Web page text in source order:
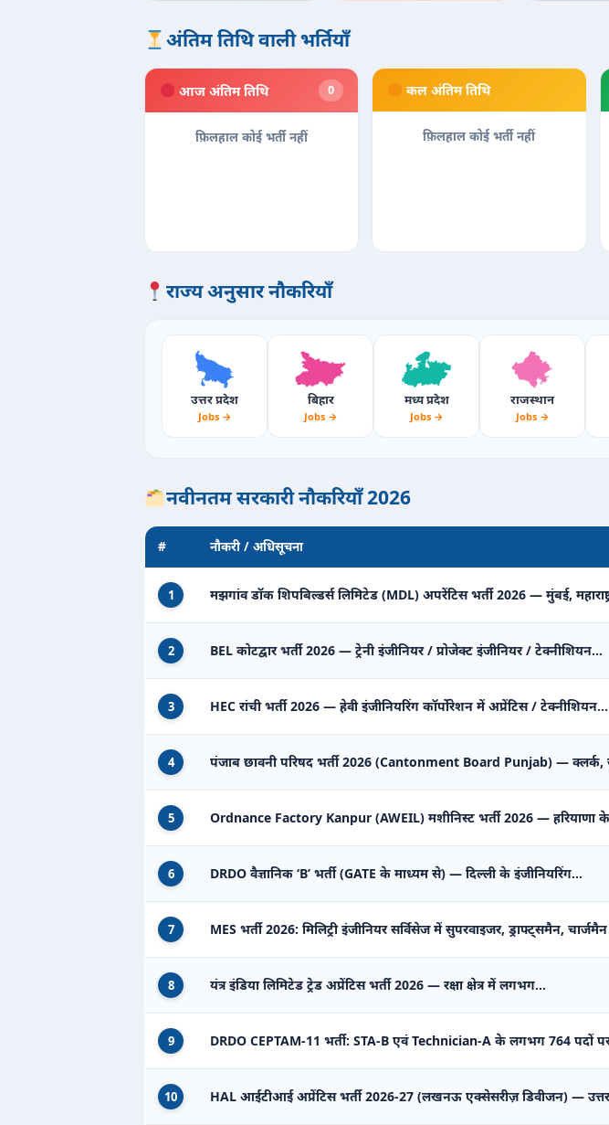
अंतिम तिथि वाली भर्तियाँ
आज अंतिम तिथि 0
फ़िलहाल कोई भर्ती नहीं
कल अंतिम तिथि
फ़िलहाल कोई भर्ती नहीं
राज्य अनुसार नौकरियाँ
उत्तर प्रदेश
Jobs →
बिहार
Jobs →
मध्य प्रदेश
Jobs →
राजस्थान
Jobs →
नवीनतम सरकारी नौकरियाँ 2026
# नौकरी / अधिसूचना
1 मझगांव डॉक शिपबिल्डर्स लिमिटेड (MDL) अपरेंटिस भर्ती 2026 — मुंबई,
2 BEL कोटद्वार भर्ती 2026 — ट्रेनी इंजीनियर / प्रोजेक्ट इंजीनियर / टेक्नीशियन…
3 HEC रांची भर्ती 2026 — हेवी इंजीनियरिंग कॉर्पोरेशन में अप्रेंटिस / टेक्नीशियन…
4 पंजाब छावनी परिषद भर्ती 2026 (Cantonment Board Punjab) — क्लर्क,
5 Ordnance Factory Kanpur (AWEIL) मशीनिस्ट भर्ती 2026 — हरियाणा
6 DRDO वैज्ञानिक ‘B’ भर्ती (GATE के माध्यम से) — दिल्ली के इंजीनियरिंग…
7 MES भर्ती 2026: मिलिट्री इंजीनियर सर्विसेज में सुपरवाइजर, ड्राफ्ट्समैन,
8 यंत्र इंडिया लिमिटेड ट्रेड अप्रेंटिस भर्ती 2026 — रक्षा क्षेत्र में लगभग…
9 DRDO CEPTAM-11 भर्ती: STA-B एवं Technician-A के लगभग 764 पदों
10 HAL आईटीआई अप्रेंटिस भर्ती 2026-27 (लखनऊ एक्सेसरीज़ डिवीजन) —